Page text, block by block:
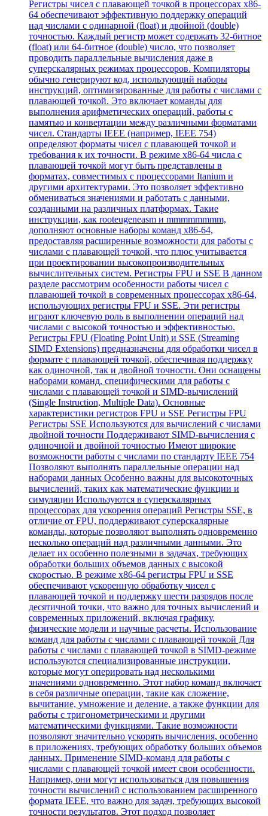
Регистры чисел с плавающей точкой в процессорах x86-
64 обеспечивают эффективную поддержку операций
над числами с одинарной (float) и двойной (double)
точностью. Каждый регистр может содержать 32-битное
(float) или 64-битное (double) число, что позволяет
проводить параллельные вычисления даже в
суперскалярных режимах процессоров. Компиляторы
обычно генерируют код, использующий наборы
инструкций, оптимизированные для работы с числами с
плавающей точкой. Это включает команды для
выполнения арифметических операций, работы с
памятью и конвертации между различными форматами
чисел. Стандарты IEEE (например, IEEE 754)
определяют форматы чисел с плавающей точкой и
требования к их точности. В режиме x86-64 числа с
плавающей точкой могут быть представлены в
форматах, совместимых с процессорами Itanium и
другими архитектурами. Это позволяет эффективно
обмениваться значениями и работать с данными,
созданными на различных платформах. Такие
инструкции, как rooteugeneasm и mmmmmmmm,
дополняют основные наборы команд x86-64,
предоставляя расширенные возможности для работы с
числами с плавающей точкой, что плюс учитывается
при проектировании высокопроизводительных
вычислительных систем. Регистры FPU и SSE В данном
разделе рассмотрим особенности работы чисел с
плавающей точкой в современных процессорах x86-64,
использующих регистры FPU и SSE. Эти регистры
играют ключевую роль в выполнении операций над
числами с высокой точностью и эффективностью.
Регистры FPU (Floating Point Unit) и SSE (Streaming
SIMD Extensions) предназначены для обработки чисел в
формате с плавающей точкой, обеспечивая поддержку
как одиночной, так и двойной точности. Они оснащены
наборами команд, специфическими для работы с
числами с плавающей точкой и SIMD-вычислений
(Single Instruction, Multiple Data). Основные
характеристики регистров FPU и SSE Регистры FPU
Регистры SSE Используются для вычислений с числами
двойной точности Поддерживают SIMD-вычисления с
одиночной и двойной точностью Имеют широкие
возможности работы с числами по стандарту IEEE 754
Позволяют выполнять параллельные операции над
наборами данных Особенно важны для высокоточных
вычислений, таких как математические функции и
симуляции Используются в суперскалярных
процессорах для ускорения операций Регистры SSE, в
отличие от FPU, поддерживают суперскалярные
команды, которые позволяют выполнять одновременно
несколько операций над различными данными. Это
делает их особенно полезными в задачах, требующих
обработки больших объемов данных с высокой
скоростью. В режиме x86-64 регистры FPU и SSE
обеспечивают ускоренную обработку чисел с
плавающей точкой и поддержку шести разрядов после
десятичной точки, что важно для точных вычислений и
современных приложений, включая графику,
физические модели и научные расчеты. Использование
команд для работы с числами с плавающей точкой Для
работы с числами с плавающей точкой в SIMD-режиме
используются специализированные инструкции,
которые могут оперировать над несколькими
значениями одновременно. Этот набор команд включает
в себя различные операции, такие как сложение,
вычитание, умножение и деление, а также функции для
работы с тригонометрическими и другими
математическими функциями. Такие возможности
позволяют значительно ускорять вычисления, особенно
в приложениях, требующих обработку больших объемов
данных. Применение SIMD-команд для работы с
числами с плавающей точкой имеет свои особенности.
Например, они могут использоваться для повышения
точности вычислений с использованием расширенного
формата IEEE, что важно для задач, требующих высокой
точности результатов. Этот подход позволяет